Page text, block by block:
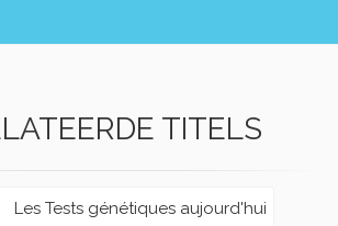
TITELS
Les Tests génétiques aujourd'hui